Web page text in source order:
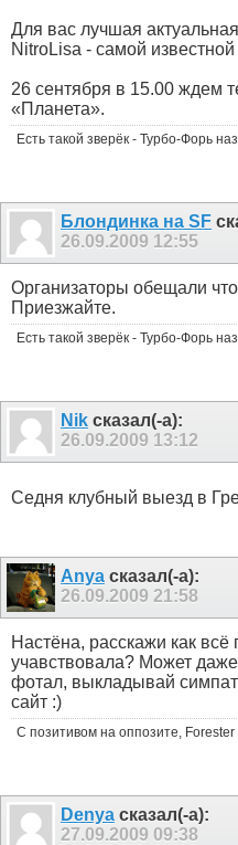
Для вас лучшая
NitroLisa - самой
26 сентября в 15.00 ждем
«Планета».
Есть такой зверёк - Турбо-Форь
Блондинка на SF
26.09.2009 12:55
Организаторы обещали
Приезжайте.
Есть такой зверёк - Турбо-Форь
Nik сказал(-а):
26.09.2009 13:12
Седня клубный выезд в
Anya сказал(-а):
26.09.2009 21:58
Настёна, расскажи как
учавствовала? Может
фотал, выкладывай
сайт :)
С позитивом на оппозите,
Denya сказал(-а):
27.09.2009 09:38